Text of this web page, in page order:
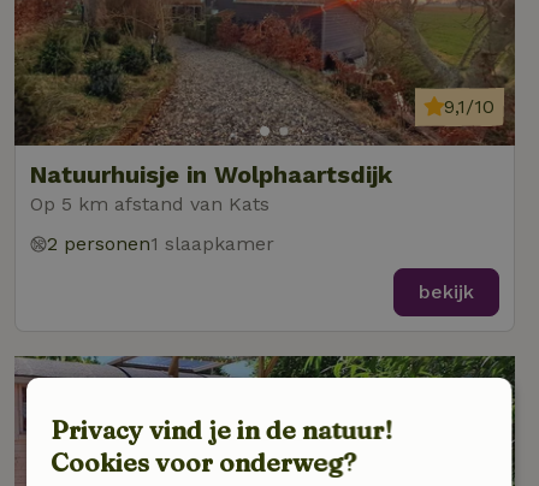
Natuurhuisje in Wolphaartsdijk
Op 5 km afstand van Kats
9,1/10
2 personen1 slaapkamer
bekijk
Privacy vind je in de natuur!
Cookies voor onderweg?